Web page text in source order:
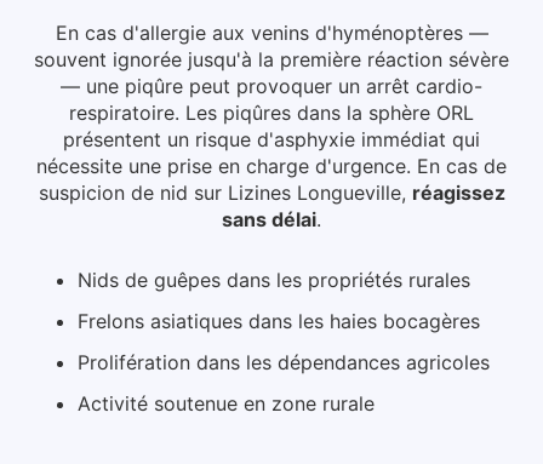
En cas d'allergie aux venins d'hyménoptères —
souvent ignorée jusqu'à la première réaction sévère
— une piqûre peut provoquer un arrêt cardio-
respiratoire. Les piqûres dans la sphère ORL
présentent un risque d'asphyxie immédiat qui
nécessite une prise en charge d'urgence. En cas de
suspicion de nid sur Lizines Longueville, réagissez
sans délai.
Nids de guêpes dans les propriétés rurales
Frelons asiatiques dans les haies bocagères
Prolifération dans les dépendances agricoles
Activité soutenue en zone rurale